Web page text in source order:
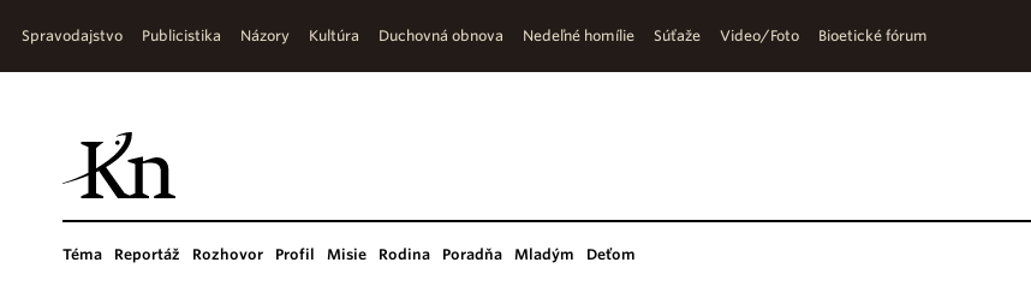
Spravodajstvo Publicistika Názory Kultúra Duchovná obnova Nedeľné homílie Súťaže Video/Foto Bioetické fórum
Téma Reportáž Rozhovor Profil Misie Rodina Poradňa Mladým Deťom